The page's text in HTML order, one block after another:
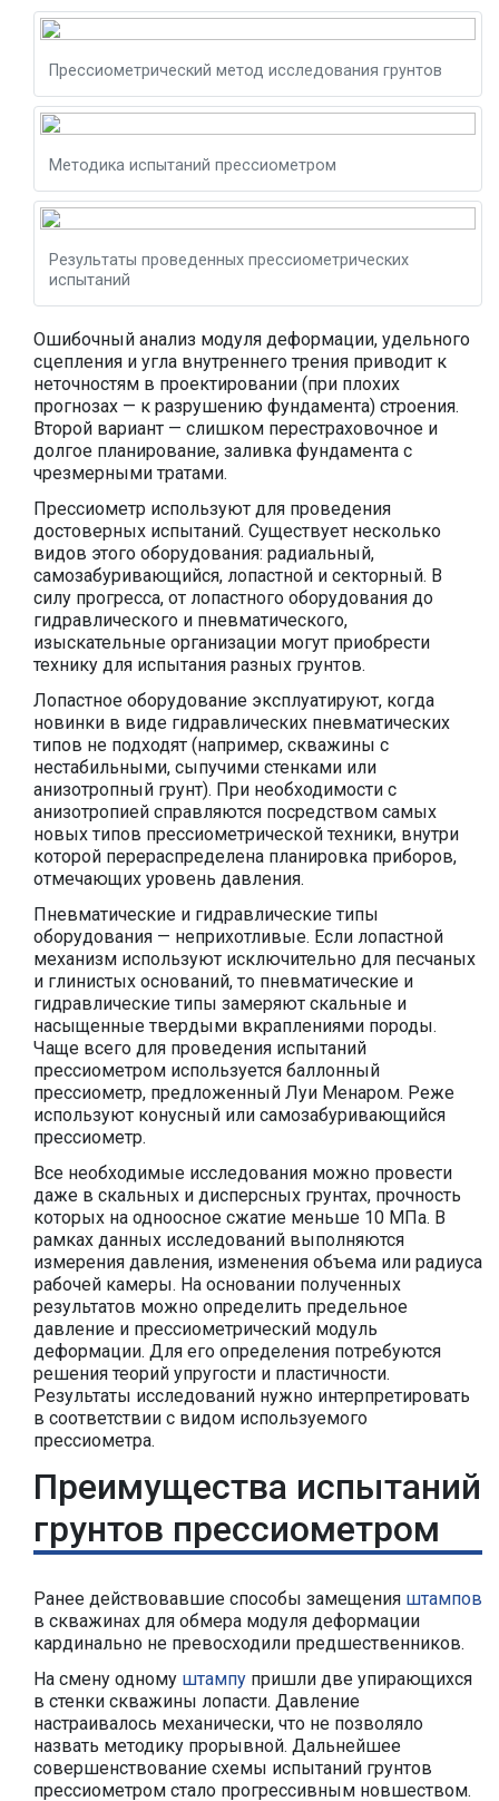
Прессиометрический метод исследования грунтов
Методика испытаний прессиометром
Результаты проведенных прессиометрических
испытаний
Ошибочный анализ модуля деформации, удельного
сцепления и угла внутреннего трения приводит к
неточностям в проектировании (при плохих
прогнозах — к разрушению фундамента) строения.
Второй вариант — слишком перестраховочное и
долгое планирование, заливка фундамента с
чрезмерными тратами.
Прессиометр используют для проведения
достоверных испытаний. Существует несколько
видов этого оборудования: радиальный,
самозабуривающийся, лопастной и секторный. В
силу прогресса, от лопастного оборудования до
гидравлического и пневматического,
изыскательные организации могут приобрести
технику для испытания разных грунтов.
Лопастное оборудование эксплуатируют, когда
новинки в виде гидравлических пневматических
типов не подходят (например, скважины с
нестабильными, сыпучими стенками или
анизотропный грунт). При необходимости с
анизотропией справляются посредством самых
новых типов прессиометрической техники, внутри
которой перераспределена планировка приборов,
отмечающих уровень давления.
Пневматические и гидравлические типы
оборудования — неприхотливые. Если лопастной
механизм используют исключительно для песчаных
и глинистых оснований, то пневматические и
гидравлические типы замеряют скальные и
насыщенные твердыми вкраплениями породы.
Чаще всего для проведения испытаний
прессиометром используется баллонный
прессиометр, предложенный Луи Менаром. Реже
используют конусный или самозабуривающийся
прессиометр.
Все необходимые исследования можно провести
даже в скальных и дисперсных грунтах, прочность
которых на одноосное сжатие меньше 10 МПа. В
рамках данных исследований выполняются
измерения давления, изменения объема или радиуса
рабочей камеры. На основании полученных
результатов можно определить предельное
давление и прессиометрический модуль
деформации. Для его определения потребуются
решения теорий упругости и пластичности.
Результаты исследований нужно интерпретировать
в соответствии с видом используемого
прессиометра.
Преимущества испытаний
грунтов прессиометром
Ранее действовавшие способы замещения штампов
в скважинах для обмера модуля деформации
кардинально не превосходили предшественников.
На смену одному штампу пришли две упирающихся
в стенки скважины лопасти. Давление
настраивалось механически, что не позволяло
назвать методику прорывной. Дальнейшее
совершенствование схемы испытаний грунтов
прессиометром стало прогрессивным новшеством.